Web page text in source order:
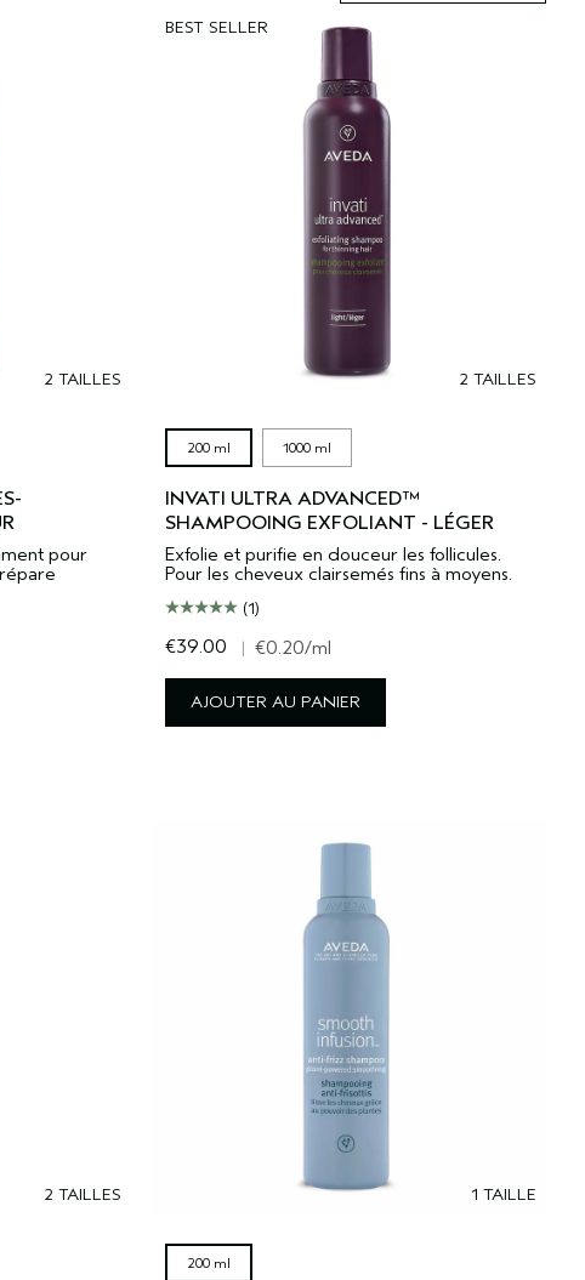
2 TAILLES
pour
BEST SELLER
2 TAILLES
200 ml 1000 ml
INVATI ULTRA ADVANCED™
SHAMPOOING EXFOLIANT - LÉGER
Exfolie et purifie en douceur les follicules.
Pour les cheveux clairsemés fins à moyens.
(1)
€39.00 | €0.20/ml
AJOUTER AU PANIER
2 TAILLES 1 TAILLE
200 ml